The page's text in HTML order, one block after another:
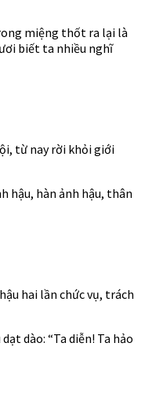
miệng thốt ra lại là
biết ta nhiều nghĩ
từ nay rời khỏi giới
hậu, hàn ảnh hậu, thân
hai lần chức vụ, trách
dào: “Ta diễn! Ta hảo